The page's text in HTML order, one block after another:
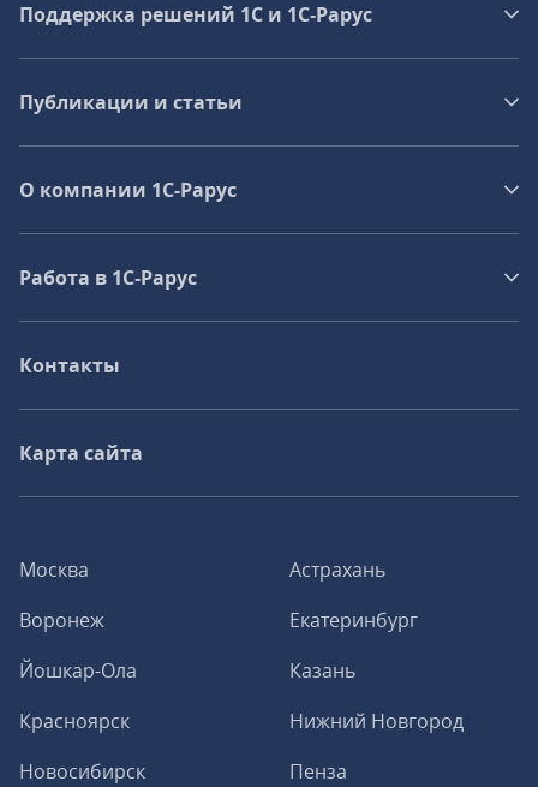
Москва
Астрахань
Воронеж
Екатеринбург
Йошкар-Ола
Казань
Красноярск
Нижний Новгород
Новосибирск
Пенза
Поддержка решений 1С и 1С‑Рарус
Публикации и статьи
О компании 1C-Рарус
Работа в 1С‑Рарус
Контакты
Карта сайта